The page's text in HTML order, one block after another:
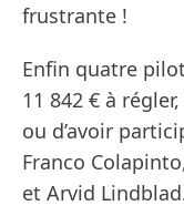
frustrante !
Enfin quatre
11 842 € à
ou d’avoir
Franco
et Arvid